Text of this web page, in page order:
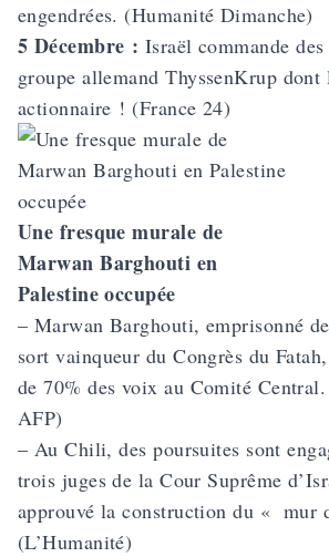
engendrées. (Humanité Dimanche)
5 Décembre : Israël commande
groupe allemand ThyssenKrup dont
actionnaire ! (France 24)
Une fresque murale de
Marwan Barghouti en
Palestine occupée
– Marwan Barghouti, emprisonné
sort vainqueur du Congrès du
de 70% des voix au Comité
AFP)
– Au Chili, des poursuites sont
trois juges de la Cour Suprême
approuvé la construction du « mur
(L’Humanité)